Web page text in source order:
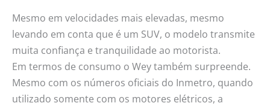
Mesmo em velocidades mais elevadas, mesmo
levando em conta que é um SUV, o modelo transmite
muita confiança e tranquilidade ao motorista.
Em termos de consumo o Wey também surpreende.
Mesmo com os números oficiais do Inmetro, quando
utilizado somente com os motores elétricos, a